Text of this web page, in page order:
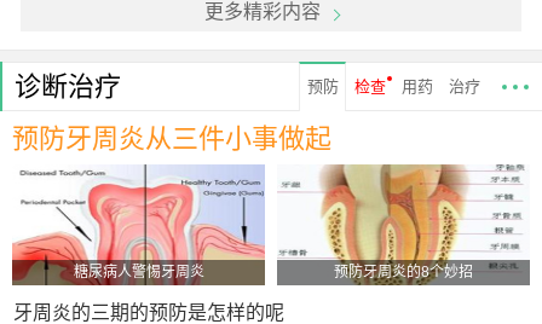
在牙龈、牙周膜及牙槽骨等牙齿支持组织的一种慢性、
本病早期
更多精彩内容
诊断治疗 预防 检查 用药 治疗
预防牙周炎从三件小事做起
糖尿病人警惕牙周炎 预防牙周炎的8个妙招
牙周炎的三期的预防是怎样的呢